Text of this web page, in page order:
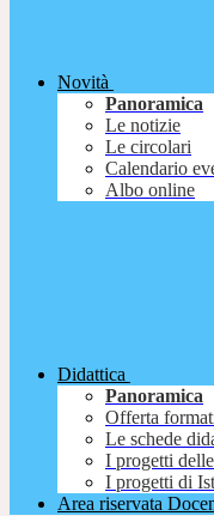
Novità
Panoramica
Le notizie
Le circolari
Calendario
Albo online
Didattica
Panoramica
Offerta
Le schede
I progetti
I progetti di
Area riservata